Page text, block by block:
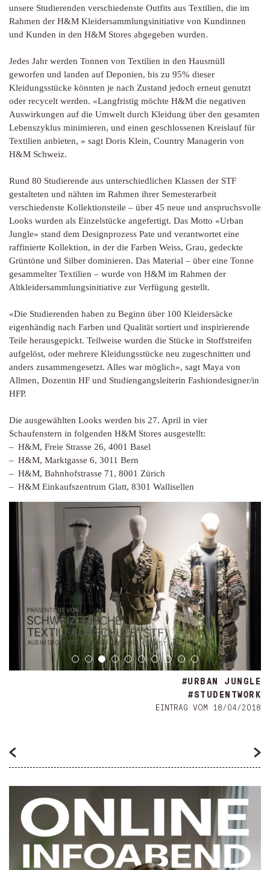
#URBAN JUNGLE
#STUDENTWORK
EINTRAG VOM 18/04/2018
unsere Studierenden verschiedenste Outfits aus Textilien, die im
Rahmen der H&M Kleidersammlungsinitiative von Kundinnen
und Kunden in den H&M Stores abgegeben wurden.
Jedes Jahr werden Tonnen von Textilien in den Hausmüll
geworfen und landen auf Deponien, bis zu 95% dieser
Kleidungsstücke könnten je nach Zustand jedoch erneut genutzt
oder recycelt werden. «Langfristig möchte H&M die negativen
Auswirkungen auf die Umwelt durch Kleidung über den gesamten
Lebenszyklus minimieren, und einen geschlossenen Kreislauf für
Textilien anbieten, » sagt Doris Klein, Country Managerin von
H&M Schweiz.
Rund 80 Studierende aus unterschiedlichen Klassen der STF
gestalteten und nähten im Rahmen ihrer Semesterarbeit
verschiedenste Kollektionsteile – über 45 neue und anspruchsvolle
Looks wurden als Einzelstücke angefertigt. Das Motto «Urban
Jungle» stand dem Designprozess Pate und verantwortet eine
raffinierte Kollektion, in der die Farben Weiss, Grau, gedeckte
Grüntöne und Silber dominieren. Das Material – über eine Tonne
gesammelter Textilien – wurde von H&M im Rahmen der
Altkleidersammlungsinitiative zur Verfügung gestellt.
«Die Studierenden haben zu Beginn über 100 Kleidersäcke
eigenhändig nach Farben und Qualität sortiert und inspirierende
Teile herausgepickt. Teilweise wurden die Stücke in Stoffstreifen
aufgelöst, oder mehrere Kleidungsstücke neu zugeschnitten und
anders zusammengesetzt. Alles war möglich», sagt Maya von
Allmen, Dozentin HF und Studiengangsleiterin Fashiondesigner/in
HFP.
Die ausgewählten Looks werden bis 27. April in vier
Schaufenstern in folgenden H&M Stores ausgestellt:
H&M, Freie Strasse 26, 4001 Basel
H&M, Marktgasse 6, 3011 Bern
H&M, Bahnhofstrasse 71, 8001 Zürich
H&M Einkaufszentrum Glatt, 8301 Wallisellen